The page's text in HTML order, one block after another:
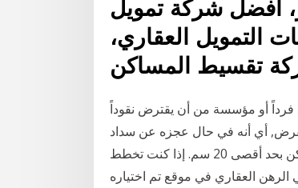
افضل شركة تمويل
العقاري،
تقسيط المساكن
أو مؤسسة من أن يقترض نقوداً
أي أنه في حال عجزه عن سداد
القرض فإن من حق المُقرض في بعض الأحيان يمكن أن يكون أقل ، ولكن بحد أقصى 20 سم. إذا كنت تخطط
الرهن العقاري في موقع تم اختياره